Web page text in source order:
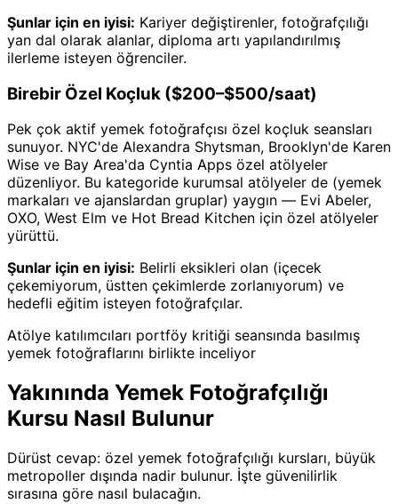
Şunlar için en iyisi: Kariyer değiştirenler, fotoğrafçılığı
yan dal olarak alanlar, diploma artı yapılandırılmış
ilerleme isteyen öğrenciler.
Birebir Özel Koçluk ($200–$500/saat)
Pek çok aktif yemek fotoğrafçısı özel koçluk seansları
sunuyor. NYC'de Alexandra Shytsman, Brooklyn'de Karen
Wise ve Bay Area'da Cyntia Apps özel atölyeler
düzenliyor. Bu kategoride kurumsal atölyeler de (yemek
markaları ve ajanslardan gruplar) yaygın — Evi Abeler,
OXO, West Elm ve Hot Bread Kitchen için özel atölyeler
yürüttü.
Şunlar için en iyisi: Belirli eksikleri olan (içecek
çekemiyorum, üstten çekimlerde zorlanıyorum) ve
hedefli eğitim isteyen fotoğrafçılar.
Atölye katılımcıları portföy kritiği seansında basılmış
yemek fotoğraflarını birlikte inceliyor
Yakınında Yemek Fotoğrafçılığı
Kursu Nasıl Bulunur
Dürüst cevap: özel yemek fotoğrafçılığı kursları, büyük
metropoller dışında nadir bulunur. İşte güvenilirlik
sırasına göre nasıl bulacağın.